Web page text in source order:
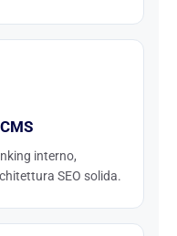
interno,
SEO solida.